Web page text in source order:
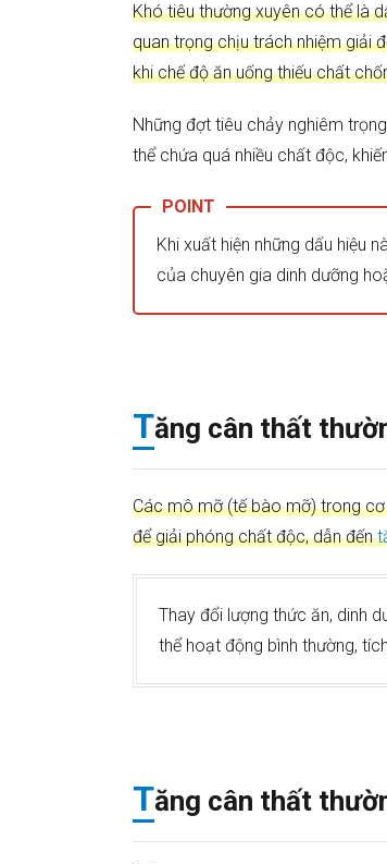
cân
thất
thường
nhớ,
khả
trung
kém
5.
Khó
Khó tiêu thường xuyên có thể là
quan trọng chịu trách nhiệm giải
khi chế độ ăn uống thiếu chất
Những đợt tiêu chảy nghiêm
thể chứa quá nhiều chất độc,
Khi xuất hiện những dấu hiệu
của chuyên gia dinh dưỡng
Tăng cân thất
Các mô mỡ (tế bào mỡ) trong
để giải phóng chất độc, dẫn đến
Thay đổi lượng thức ăn, dinh
thể hoạt động bình thường,
Tăng cân thất